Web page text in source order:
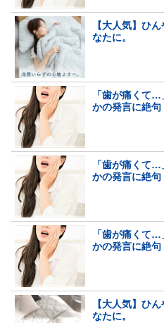
【大人気】ひ
なたに。
「歯が痛くて
かの発言に絶句
「歯が痛くて
かの発言に絶句
「歯が痛くて
かの発言に絶句
【大人気】ひ
なたに。